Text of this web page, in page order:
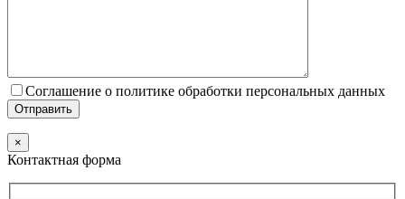
Соглашение о политике обработки персональных данных
×
Контактная форма